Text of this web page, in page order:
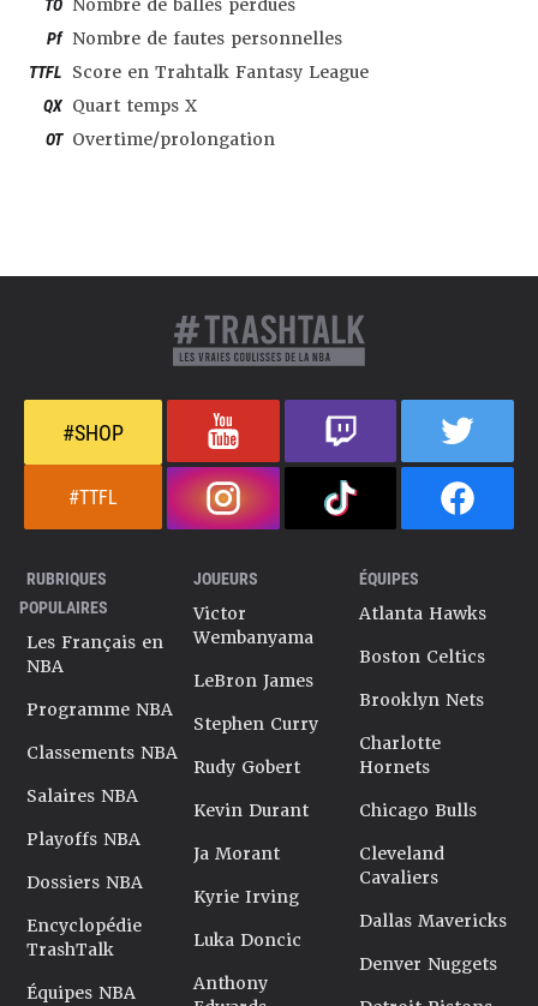
Nombre de balles perdues
Pf Nombre de fautes personnelles
TTFL Score en Trahtalk Fantasy League
QX Quart temps X
OT Overtime/prolongation
#SHOP
#TTFL
RUBRIQUES
POPULAIRES
Les Français en
NBA
Programme NBA
Classements NBA
Salaires NBA
Playoffs NBA
Dossiers NBA
Encyclopédie
TrashTalk
Équipes NBA
JOUEURS
Victor
Wembanyama
LeBron James
Stephen Curry
Rudy Gobert
Kevin Durant
Ja Morant
Kyrie Irving
Luka Doncic
Anthony
ÉQUIPES
Atlanta Hawks
Boston Celtics
Brooklyn Nets
Charlotte
Hornets
Chicago Bulls
Cleveland
Cavaliers
Dallas Mavericks
Denver Nuggets